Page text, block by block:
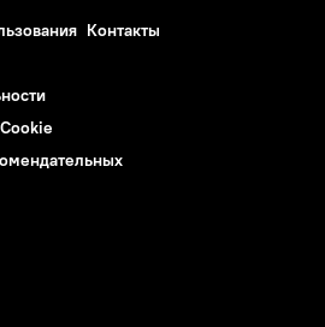
Контакты